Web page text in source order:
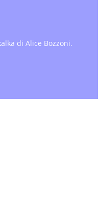
di Alice Bozzoni.